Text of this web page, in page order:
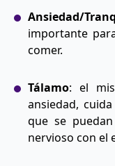
Ansiedad/
importante
comer.
Tálamo: el
ansiedad,
que se
nervioso con el